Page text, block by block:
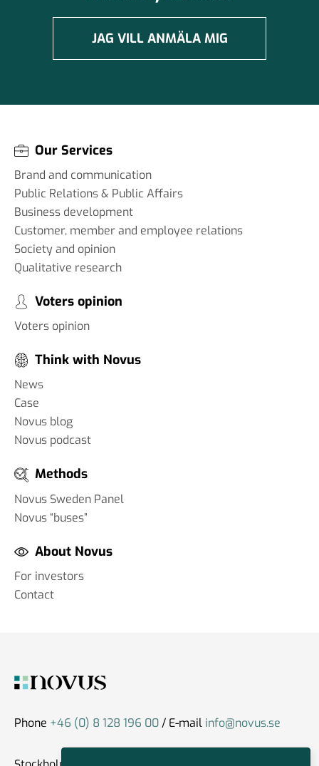
JAG VILL ANMÄLA MIG
Our Services
Brand and communication
Public Relations & Public Affairs
Business development
Customer, member and employee relations
Society and opinion
Qualitative research
Voters opinion
Voters opinion
Think with Novus
News
Case
Novus blog
Novus podcast
Methods
Novus Sweden Panel
Novus “buses”
About Novus
For investors
Contact
Phone +46 (0) 8 128 196 00/ E-mail info@novus.se